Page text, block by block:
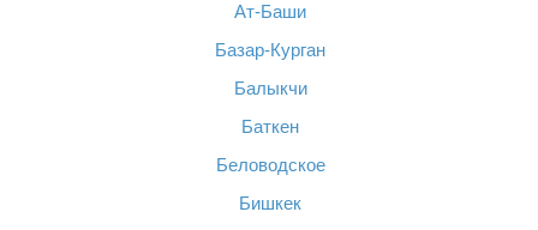
Ат-Баши
Базар-Курган
Балыкчи
Баткен
Беловодское
Бишкек